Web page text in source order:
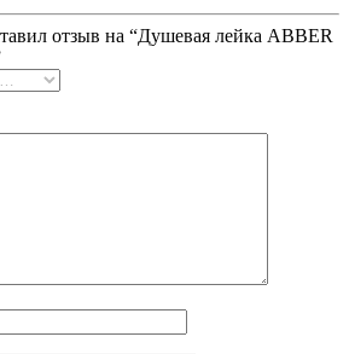
отзыв на “Душевая лейка ABBER